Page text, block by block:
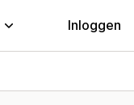
Inloggen